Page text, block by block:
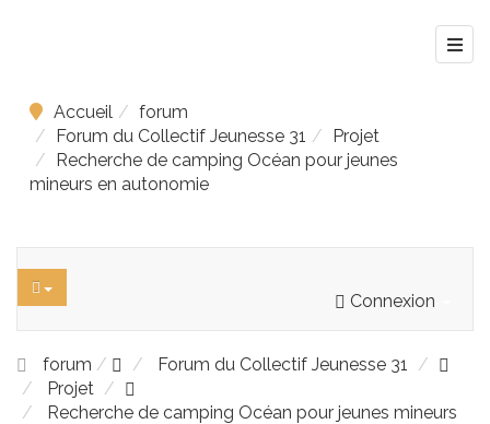
Accueil
forum
Forum du Collectif Jeunesse 31
Projet
Recherche de camping Océan pour jeunes
mineurs en autonomie
Connexion
forum
Forum du Collectif Jeunesse 31
Projet
Recherche de camping Océan pour jeunes mineurs